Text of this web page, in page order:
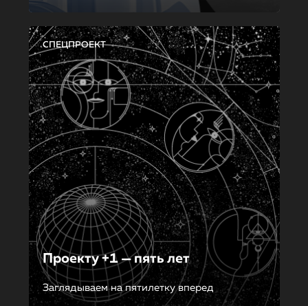
СПЕЦПРОЕКТ
Проекту +1 — пять лет
Заглядываем на пятилетку вперед